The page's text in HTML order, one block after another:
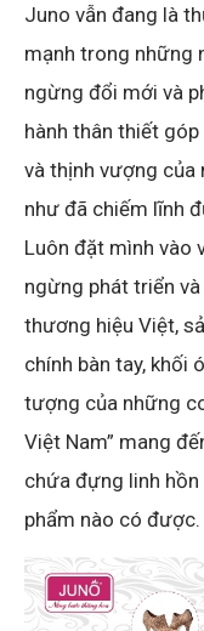
Juno vẫn đang là
mạnh trong những
ngừng đổi mới và
hành thân thiết
và thịnh vượng của
như đã chiếm lĩnh
Luôn đặt mình vào
ngừng phát triển
thương hiệu Việt,
chính bàn tay, khối
tượng của những
Việt Nam” mang
chứa đựng linh
phẩm nào có được.